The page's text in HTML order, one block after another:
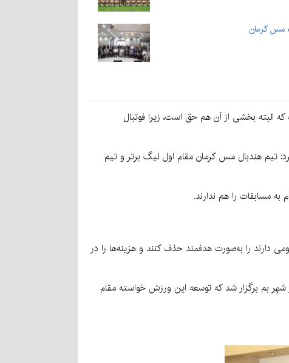
مس کرمان
البته بخشی از آن هم حق است، زیرا فوتبال
تیم هندبال مس کرمان مقام اول لیگ برتر و تیم
به مسابقات را هم ندارند.
دارند را به‌صورت هدفمند حذف کنند و هزینه‌ها را در
بم برگزار شد که توسعه این ورزش خواسته مقام